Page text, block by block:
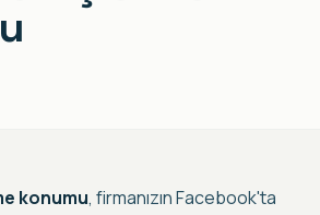
konumu, firmanızın Facebook'ta